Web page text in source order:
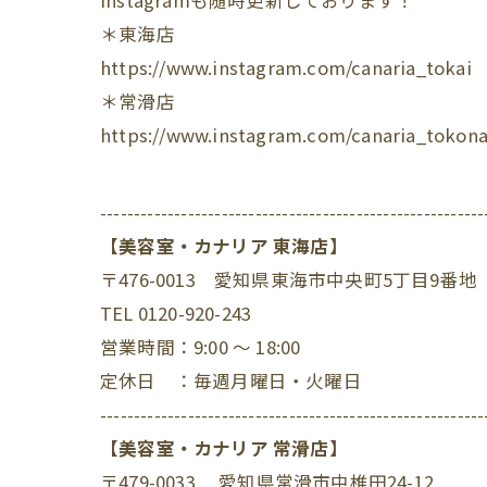
＊東海店
https://www.instagram.com/canaria_tokai
＊常滑店
https://www.instagram.com/
【美容室・カナリア 東海店】
〒476-0013 愛知県東海市中央町5丁目9番地
TEL 0120-920-243
営業時間：9:00 ～ 18:00
定休日 ：毎週月曜日・火曜日
【美容室・カナリア 常滑店】
〒479-0033 愛知県常滑市中椎田24-12